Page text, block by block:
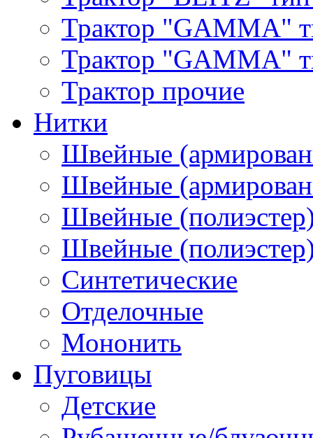
Трактор "GAMMA"
Трактор "GAMMA"
Трактор прочие
Нитки
Швейные
Швейные
Швейные
Швейные
Синтетические
Отделочные
Мононить
Пуговицы
Детские